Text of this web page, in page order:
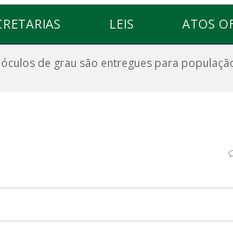
LEIS ATOS
óculos de grau são entregues para